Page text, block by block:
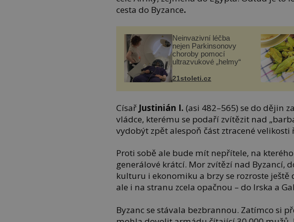
cesta do Byzance.
Neinvazivní léčba
nejen Parkinsonovy
choroby pomocí
ultrazvukové „helmy“
21stoleti.cz
Císař Justinián I. (asi 482–565) se do dějin
vládce, kterému se podaří zvítězit nad
vydobýt zpět alespoň část ztracené velikosti
Proti sobě ale bude mít nepřítele, na
generálové krátcí. Mor zvítězí nad Byzancí,
kulturu i ekonomiku a brzy se rozroste ještě
ale i na stranu zcela opačnou – do Irska a
Byzanc se stávala bezbrannou. Zatímco si